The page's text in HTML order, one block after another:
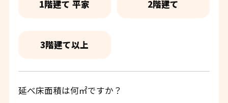
1階建て 平家 2階建て
3階建て以上
延べ床面積は何㎡ですか？